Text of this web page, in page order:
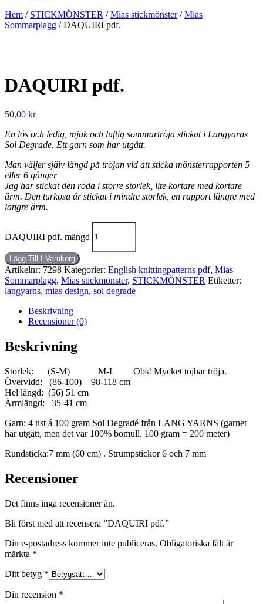
Hem / STICKMÖNSTER /Mias stickmönster/Mias
Sommarplagg / DAQUIRI pdf.
DAQUIRI pdf.
50,00 kr
En lös och ledig, mjuk och luftig sommartröja stickat i Langyarns
Sol Degrade. Ett garn som har utgått.
Man väljer själv längd på tröjan vid att sticka mönsterrapporten 5
eller 6 gånger
Jag har stickat den röda i större storlek, lite kortare med kortare
ärm. Den turkosa är stickat i mindre storlek, en rapport längre med
längre ärm.
DAQUIRI pdf. mängd
Lägg Till I Varukorg
Artikelnr: 7298 Kategorier: English knittingpatterns pdf, Mias
Sommarplagg, Mias stickmönster, STICKMÖNSTER Etiketter:
langyarns, mias design, sol degrade
Beskrivning
Recensioner (0)
Beskrivning
Storlek: (S-M) M-L Obs! Mycket töjbar tröja.
Övervidd: (86-100) 98-118 cm
Hel längd: (56) 51 cm
Ärmlängd: 35-41 cm
Garn: 4 nst á 100 gram Sol Degradé från LANG YARNS (garnet
har utgått, men det var 100% bomull. 100 gram = 200 meter)
Rundsticka:7 mm (60 cm) . Strumpstickor 6 och 7 mm
Recensioner
Det finns inga recensioner än.
Bli först med att recensera ”DAQUIRI pdf.”
Din e-postadress kommer inte publiceras. Obligatoriska fält är
märkta *
Ditt betyg *
Din recension *